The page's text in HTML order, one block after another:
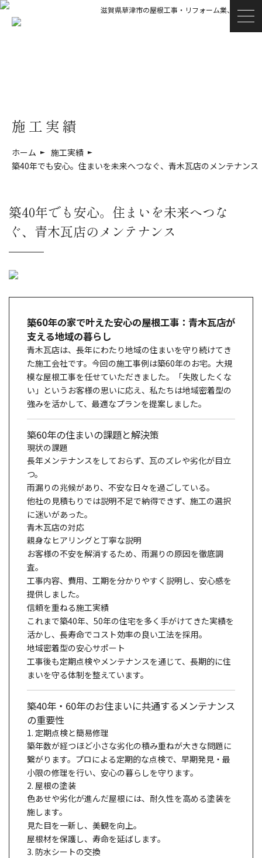
滋賀県草津市の屋根工事・リフォーム業、青木瓦店
施工実績
ホーム
施工実績
築40年でも安心。住まいを未来へつなぐ、青木瓦店のメンテナンス
築40年でも安心。住まいを未来へつな
ぐ、青木瓦店のメンテナンス
築60年の家で叶えた安心の屋根工事：青木瓦店が
支える地域の暮らし
青木瓦店は、長年にわたり地域の住まいを守り続けてき
た施工会社です。今回の施工事例は築60年のお宅。大規
模な屋根工事を任せていただきました。「失敗したくな
い」というお客様の思いに応え、私たちは地域密着型の
強みを活かして、最適なプランを提案しました。
築60年の住まいの課題と解決策
現状の課題
長年メンテナンスをしておらず、瓦のズレや劣化が目立
つ。
雨漏りの兆候があり、不安な日々を過ごしている。
他社の見積もりでは説明不足で納得できず、施工の選択
に迷いがあった。
青木瓦店の対応
親身なヒアリングと丁寧な説明
お客様の不安を解消するため、雨漏りの原因を徹底調
査。
工事内容、費用、工期を分かりやすく説明し、安心感を
提供しました。
信頼を重ねる施工実績
これまで築40年、50年の住宅を多く手がけてきた実績を
活かし、長寿命でコスト効率の良い工法を採用。
地域密着型の安心サポート
工事後も定期点検やメンテナンスを通じて、長期的に住
まいを守る体制を整えています。
築40年・60年のお住まいに共通するメンテナンス
の重要性
1. 定期点検と簡易修理
築年数が経つほど小さな劣化の積み重ねが大きな問題に
繋がります。プロによる定期的な点検で、早期発見・最
小限の修理を行い、安心の暮らしを守ります。
2. 屋根の塗装
色あせや劣化が進んだ屋根には、耐久性を高める塗装を
施します。
見た目を一新し、美観を向上。
屋根材を保護し、寿命を延ばします。
3. 防水シートの交換